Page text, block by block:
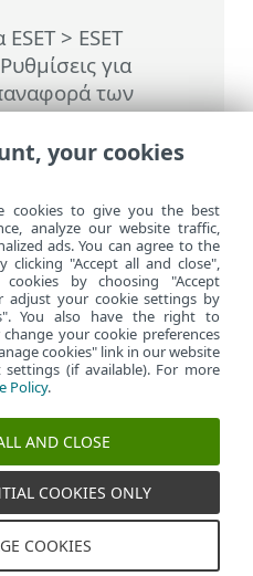
> ESET
Ρυθμίσεις για
των
>
ρυθμίσεων στις
εργασίας
Διαχείριση cookies
Πολιτική cookie
your cookies
cookies to give you the best
analyze our website traffic,
ads. You can agree to the
clicking "Accept all and close",
cookies by choosing "Accept
adjust your cookie settings by
You also have the right to
your cookie preferences
cookies" link in our website
(if available). For more
Policy.
AND CLOSE
COOKIES ONLY
COOKIES